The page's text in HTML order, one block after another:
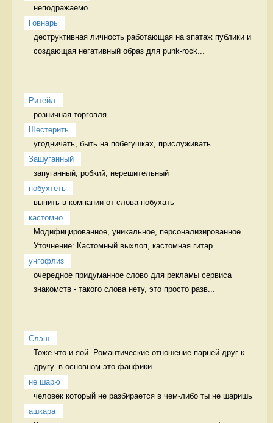
неподражаемо
Говнарь
деструктивная личность работающая на эпатаж публики и
создающая негативный образ для punk-rock...
Ритейл
розничная торговля
Шестерить
угодничать, быть на побегушках, прислуживать
Зашуганный
запуганный; робкий, нерешительный
побухтеть
выпить в компании от слова побухать
кастомно
Модифицированное, уникальное, персонализированное
Уточнение: Кастомный выхлоп, кастомная гитар...
унгофлиз
очередное придуманное слово для рекламы сервиса
знакомств - такого слова нету, это просто разв...
Слэш
Тоже что и яой. Романтические отношение парней друг к
другу. в основном это фанфики
не шарю
ашкара